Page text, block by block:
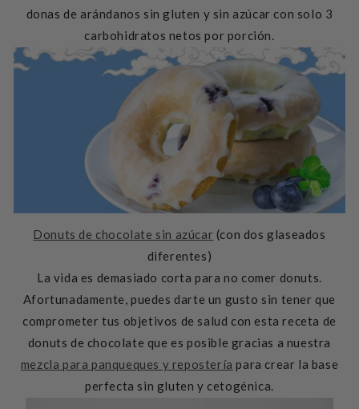
donas de arándanos sin gluten y sin azúcar con solo 3
carbohidratos netos por porción.
Donuts de chocolate sin azúcar (con dos glaseados
diferentes)
La vida es demasiado corta para no comer donuts.
Afortunadamente, puedes darte un gusto sin tener que
comprometer tus objetivos de salud con esta receta de
donuts de chocolate que es posible gracias a nuestra
mezcla para panqueques y repostería para crear la base
perfecta sin gluten y cetogénica.